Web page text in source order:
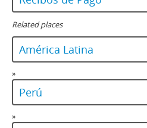
Related places
América Latina
»
Perú
»